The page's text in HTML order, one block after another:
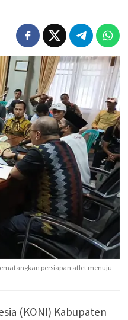
persiapan atlet menuju
(KONI) Kabupaten